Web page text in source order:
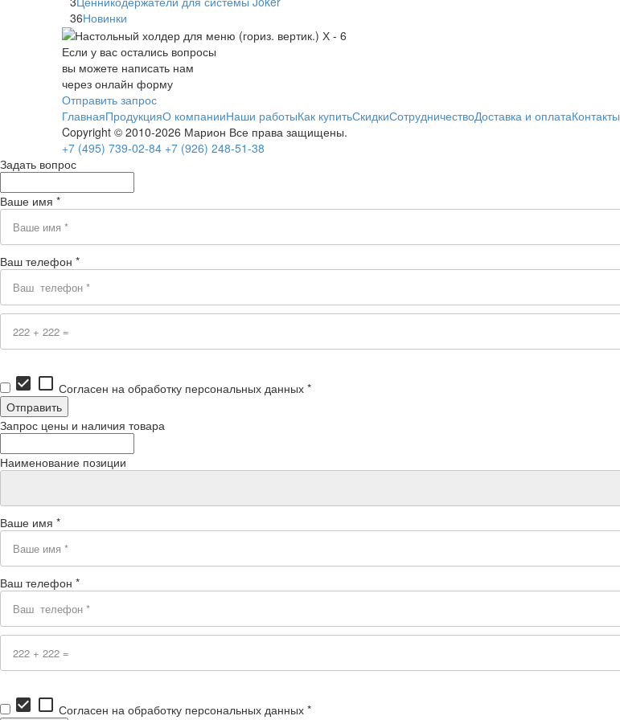
36Новинки
Если у вас остались вопросы
вы можете написать нам
через онлайн форму
Отправить запрос
ГлавнаяПродукцияО компанииНаши работыКак купитьСкидкиСотрудничествоДоставка и оплатаКонтакты
Copyright © 2010-2026 Марион Все права защищены.
+7 (495) 739-02-84 +7 (926) 248-51-38
Задать вопрос
Ваше имя *
Ваш телефон *
check_box check_box_outline_blank Согласен на обработку персональных данных *
Запрос цены и наличия товара
Наименование позиции
Ваше имя *
Ваш телефон *
check_box check_box_outline_blank Согласен на обработку персональных данных *